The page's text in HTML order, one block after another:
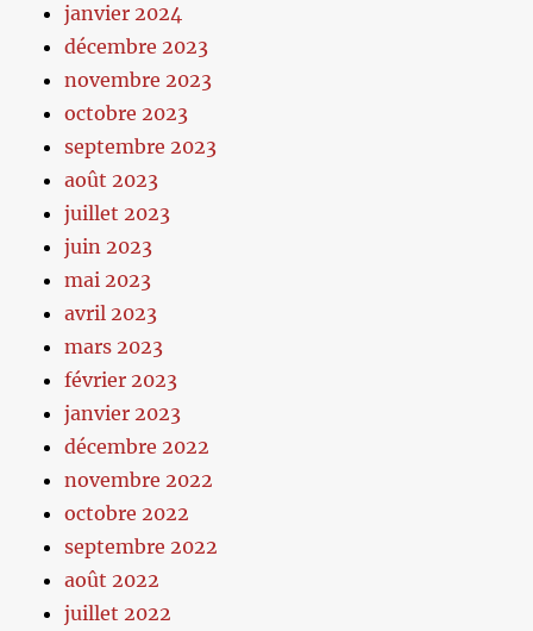
janvier 2024
décembre 2023
novembre 2023
octobre 2023
septembre 2023
août 2023
juillet 2023
juin 2023
mai 2023
avril 2023
mars 2023
février 2023
janvier 2023
décembre 2022
novembre 2022
octobre 2022
septembre 2022
août 2022
juillet 2022